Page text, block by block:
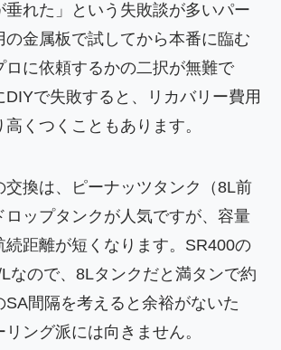
垂れた」という失敗談が多いパー
の金属板で試してから本番に臨む
ロに依頼するかの二択が無難で
で失敗すると、リカバリー費用
くつくこともあります。
交換は、ピーナッツタンク（8L前
ロップタンクが人気ですが、容量
続距離が短くなります。SR400の
なので、8Lタンクだと満タンで約
SA間隔を考えると余裕がないた
ング派には向きません。